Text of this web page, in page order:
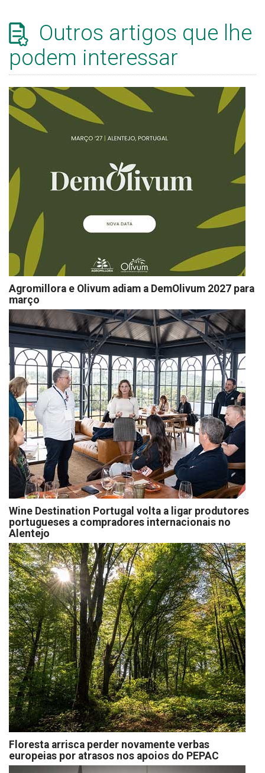
Outros artigos que lhe
podem interessar
Agromillora e Olivum adiam a DemOlivum 2027 para
março
Wine Destination Portugal volta a ligar produtores
portugueses a compradores internacionais no
Alentejo
Floresta arrisca perder novamente verbas
europeias por atrasos nos apoios do PEPAC